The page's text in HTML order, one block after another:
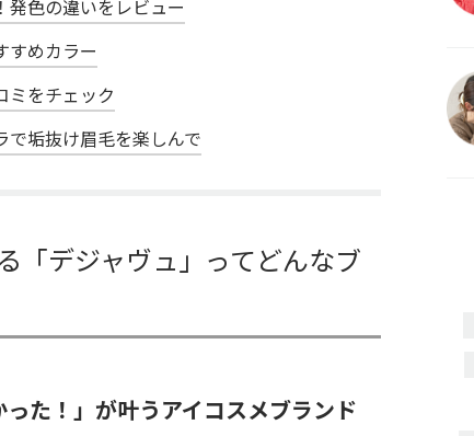
発色の違いをレビュー
すめカラー
ミをチェック
で垢抜け眉毛を楽しんで
「デジャヴュ」ってどんなブ
た！」が叶うアイコスメブランド